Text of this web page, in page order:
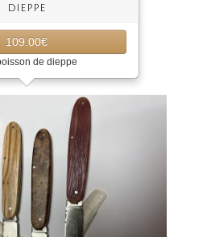
dieppe
109.00€
de dieppe